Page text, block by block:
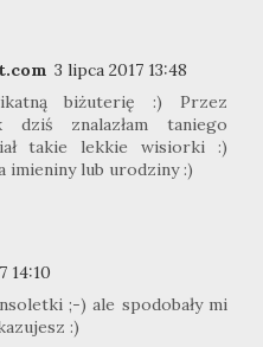
3 lipca 2017 13:48
biżuterię :) Przez
dziś znalazłam taniego
takie lekkie wisiorki :)
imieniny lub urodziny :)
14:10
;-) ale spodobały mi
:)